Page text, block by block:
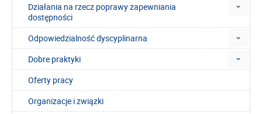
Działania na rzecz poprawy zapewniania
dostępności
Odpowiedzialność dyscyplinarna
Dobre praktyki
Oferty pracy
Organizacje i związki